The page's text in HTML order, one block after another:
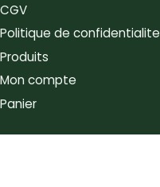
CGV
Politique de confidentialite
Produits
Mon compte
Panier